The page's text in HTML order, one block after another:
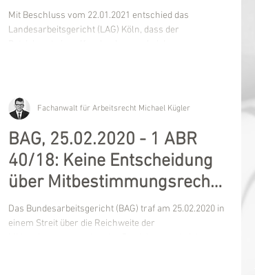
Mitbestimmungsrechts des
Betriebsrats
Mit Beschluss vom 22.01.2021 entschied das
Landesarbeitsgericht (LAG) Köln, dass der
BAG, 25.02.2020 - 1 ABR
40/18: Keine Entscheidung
über Mitbestimmungsrecht
bei Twitter-Account
Das Bundesarbeitsgericht (BAG) traf am 25.02.2020 in
einem Streit über die Reichweite der
Fachanwalt für Arbeitsrecht Michael Kügler